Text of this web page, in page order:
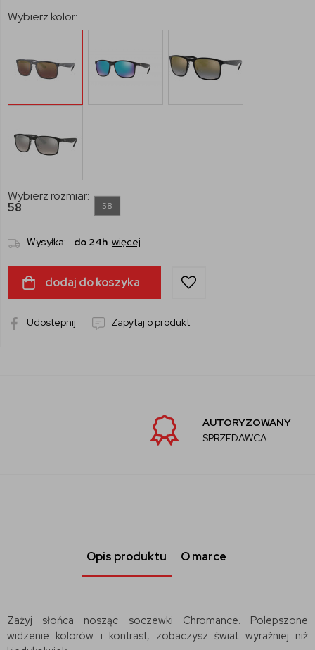
Wybierz kolor:
Wybierz rozmiar:
58
58
Wysyłka: do 24h więcej
dodaj do koszyka
Udostepnij Zapytaj o produkt
AUTORYZOWANY
SPRZEDAWCA
Opis produktu O marce
Zażyj słońca nosząc soczewki Chromance. Polepszone
widzenie kolorów i kontrast, zobaczysz świat wyraźniej niż